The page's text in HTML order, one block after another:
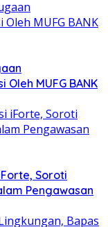
MUFG BANK
Soroti
Pengawasan